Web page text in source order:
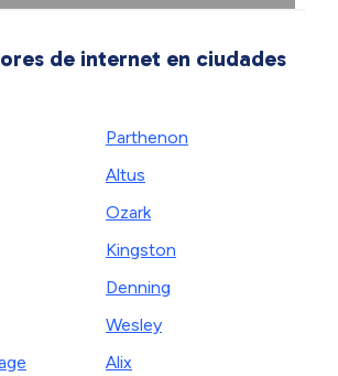
de internet en ciudades
Parthenon
Altus
Ozark
Kingston
Denning
Wesley
Alix